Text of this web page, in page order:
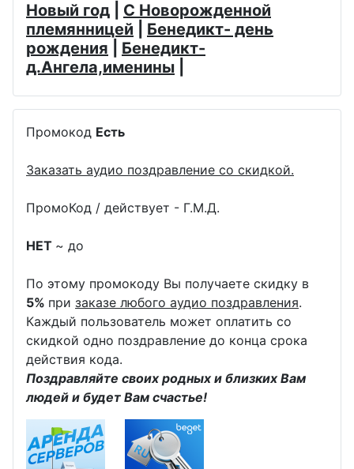
Новый год
С Новорожденной
племянницей
Бенедикт- день
рождения
Бенедикт-
д.Ангела,именины
Промокод Есть
Заказать аудио поздравление со скидкой.
ПромоКод / действует - Г.М.Д.
НЕТ ~ до
По этому промокоду Вы получаете скидку в
5% при заказе любого аудио поздравления.
Каждый пользователь может оплатить со
скидкой одно поздравление до конца срока
действия кода.
Поздравляйте своих родных и близких Вам
людей и будет Вам счастье!